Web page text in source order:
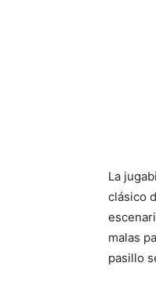
La
clásico
malas
pasillo